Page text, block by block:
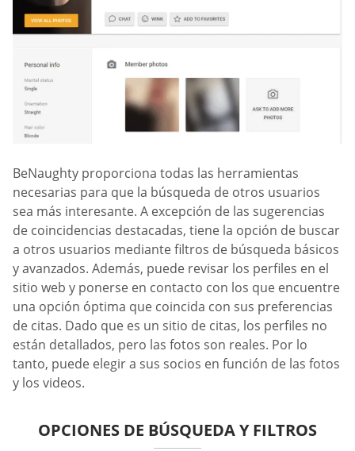
BeNaughty proporciona todas las herramientas
necesarias para que la búsqueda de otros usuarios
sea más interesante. A excepción de las sugerencias
de coincidencias destacadas, tiene la opción de buscar
a otros usuarios mediante filtros de búsqueda básicos
y avanzados. Además, puede revisar los perfiles en el
sitio web y ponerse en contacto con los que encuentre
una opción óptima que coincida con sus preferencias
de citas. Dado que es un sitio de citas, los perfiles no
están detallados, pero las fotos son reales. Por lo
tanto, puede elegir a sus socios en función de las fotos
y los videos.
OPCIONES DE BÚSQUEDA Y FILTROS